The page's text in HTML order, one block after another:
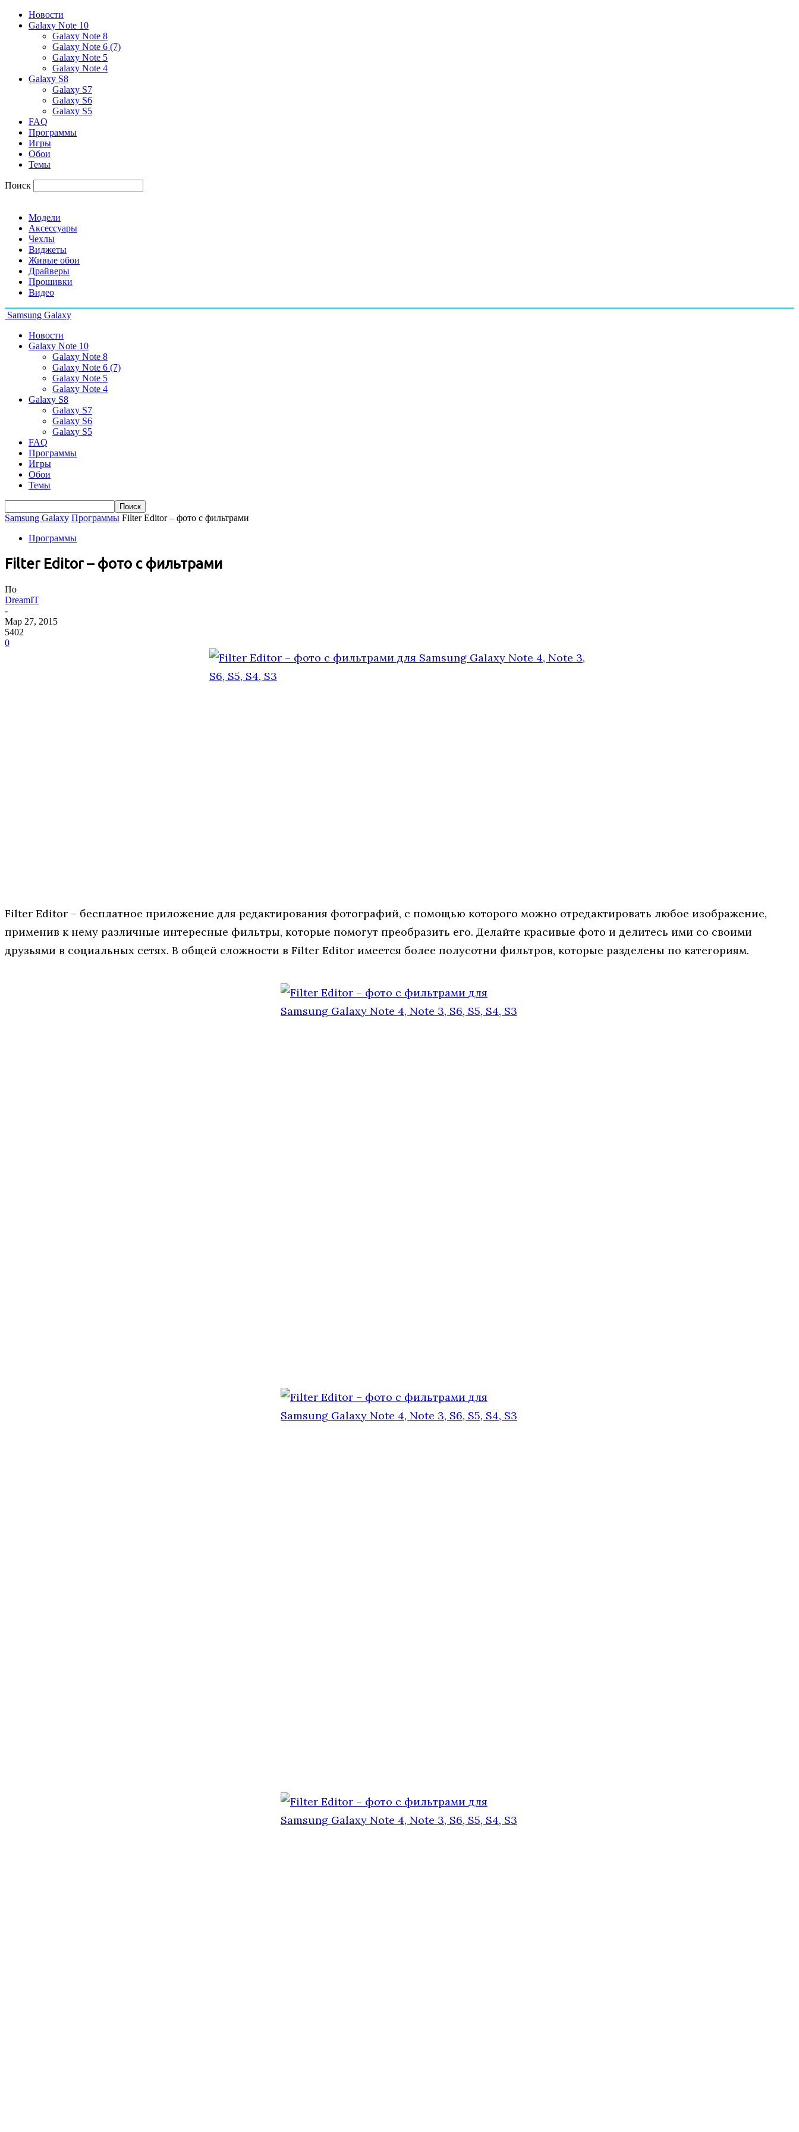
Новости
Galaxy Note 10
Galaxy Note 8
Galaxy Note 6 (7)
Galaxy Note 5
Galaxy Note 4
Galaxy S8
Galaxy S7
Galaxy S6
Galaxy S5
FAQ
Программы
Игры
Обои
Темы
Поиск
Модели
Аксессуары
Чехлы
Виджеты
Живые обои
Драйверы
Прошивки
Видео
Samsung Galaxy
Новости
Galaxy Note 10
Galaxy Note 8
Galaxy Note 6 (7)
Galaxy Note 5
Galaxy Note 4
Galaxy S8
Galaxy S7
Galaxy S6
Galaxy S5
FAQ
Программы
Игры
Обои
Темы
Samsung Galaxy Программы Filter Editor – фото с фильтрами
Программы
Filter Editor – фото с фильтрами
По
DreamIT
-
Мар 27, 2015
5402
0
Filter Editor – бесплатное приложение для редактирования фотографий, с помощью которого можно отредактировать любое изображение,
применив к нему различные интересные фильтры, которые помогут преобразить его. Делайте красивые фото и делитесь ими со своими
друзьями в социальных сетях. В общей сложности в Filter Editor имеется более полусотни фильтров, которые разделены по категориям.